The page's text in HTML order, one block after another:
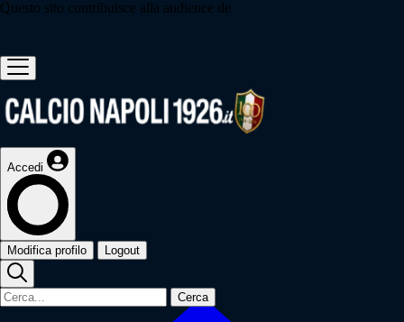
Questo sito contribuisce alla audience de
Accedi
Modifica profilo Logout
Cerca